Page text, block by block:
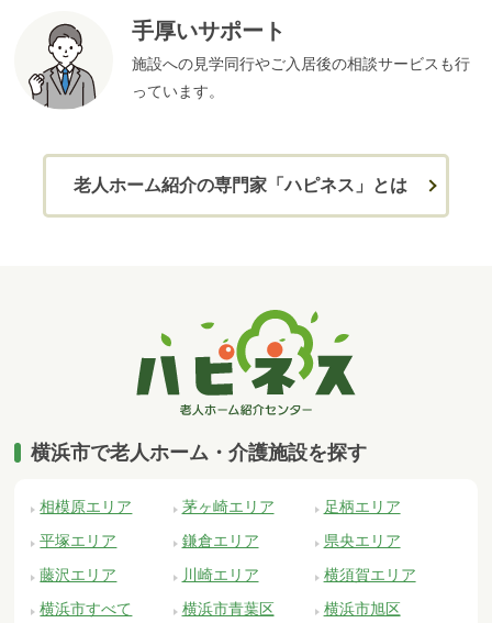
手厚いサポート
施設への見学同行やご入居後の相談サービスも行
っています。
老人ホーム紹介の専門家「ハピネス」とは
横浜市で老人ホーム・介護施設を探す
相模原エリア 茅ヶ崎エリア
足柄エリア
平塚エリア
鎌倉エリア
県央エリア
藤沢エリア
川崎エリア
横須賀エリア
横浜市すべて
横浜市青葉区
横浜市旭区